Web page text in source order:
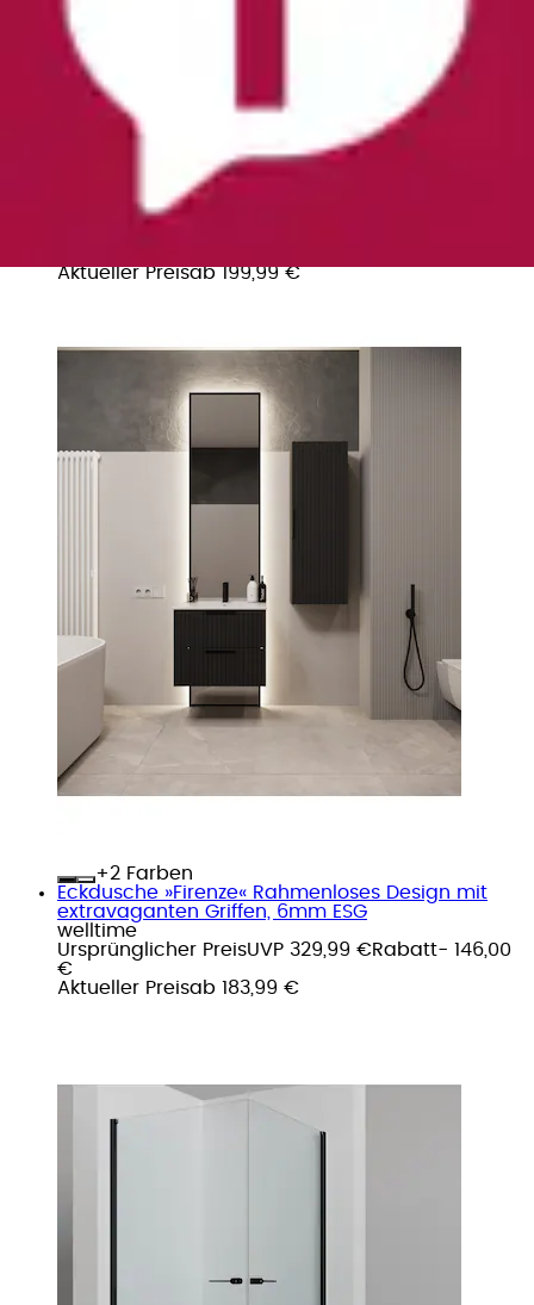
Waschtisch »TIBU mit Waschbecken. 2
Schubladen. 2 Breiten (60/80cm) und 4
Aktueller Preisab199,99 €
+
Farben
Eckdusche »Firenze« Rahmenloses Design mit
extravaganten Griffen, 6mm ESG
welltime
Ursprünglicher PreisUVP 329,99 €Rabatt- 146,00
€
Aktueller Preisab 183,99 €